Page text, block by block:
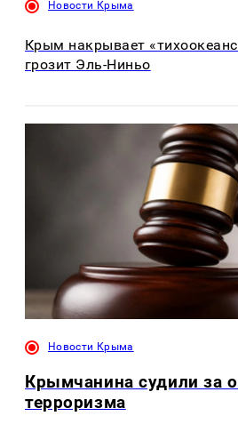
Новости Крыма
Крым накрывает
грозит Эль-Ниньо
Новости Крыма
Крымчанина судили за
терроризма